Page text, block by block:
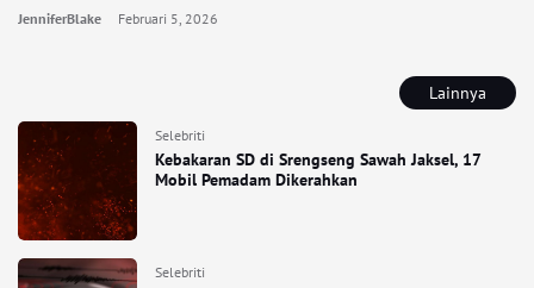
Lainnya
Selebriti
Kebakaran SD di Srengseng Sawah Jaksel, 17
Mobil Pemadam Dikerahkan
Selebriti
JenniferBlake Februari 5, 2026